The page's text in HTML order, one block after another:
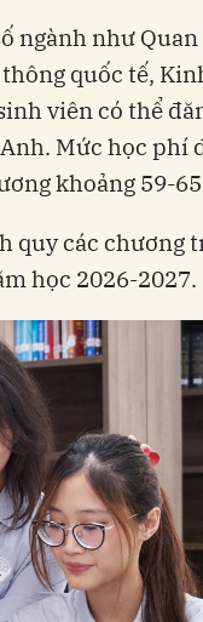
ngành như
quốc tế,
viên có thể
Mức học phí
khoảng 59-
quy các chương
học 2026-2027.